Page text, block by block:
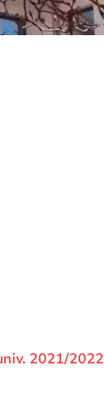
2021/2022